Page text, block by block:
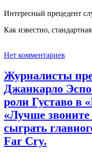
Интересный прецедент
Как известно,
Нет комментариев
Журналисты
Джанкарло
роли Густаво в
«Лучше
сыграть
Far Cry.